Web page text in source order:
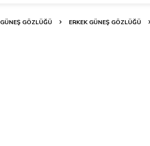
GÜNEŞ GÖZLÜĞÜ ERKEK GÜNEŞ GÖZLÜĞÜ